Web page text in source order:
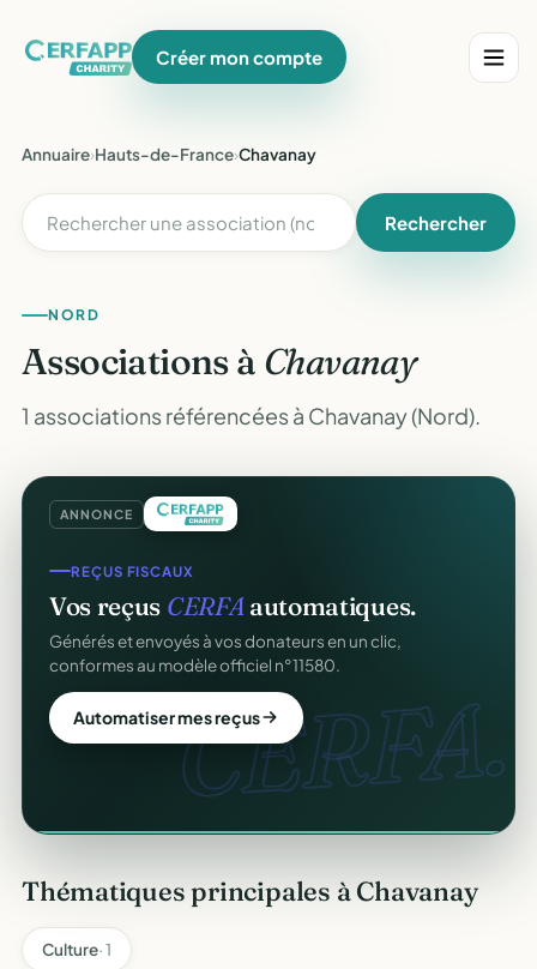
Créer mon compte
Annuaire›Hauts-de-France›Chavanay
Rechercher
NORD
Associations à Chavanay
1 associations référencées à Chavanay (Nord).
ANNONCE
CERFA.
REÇUS FISCAUX
Vos reçus CERFAautomatiques.
Générés et envoyés à vos donateurs en un clic,
conformes au modèle officiel n°11580.
Automatiser mes reçus
COLLECTE DE DONS
Collectez des donsen ligne.
Campagnes, paiement sécurisé, reçu fiscal instantané
pour chaque donateur. 100 % gratuit.
Lancer ma collecte
Thématiques principales à Chavanay
Culture· 1